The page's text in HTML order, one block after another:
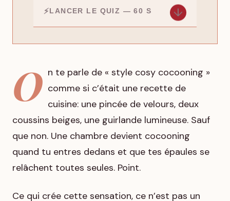
LANCER LE QUIZ — 60 S ↓
O n te parle de « style cosy cocooning »
comme si c’était une recette de
cuisine: une pincée de velours, deux
coussins beiges, une guirlande lumineuse. Sauf
que non. Une chambre devient cocooning
quand tu entres dedans et que tes épaules se
relâchent toutes seules. Point.
Ce qui crée cette sensation, ce n’est pas un